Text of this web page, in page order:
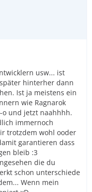
usw... ist
hinterher dann
Ist ja meistens ein
wie Ragnarok
o und jetzt naahhhh.
immernoch
trotzdem wohl ooder
garantieren dass
bleib :3
die du
schon unterschiede
Wenn mein